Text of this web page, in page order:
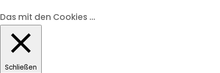
Das mit den Cookies ...
Schließen